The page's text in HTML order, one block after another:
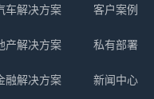
车解决方案
产解决方案
融解决方案
客户案例
私有部署
新闻中心